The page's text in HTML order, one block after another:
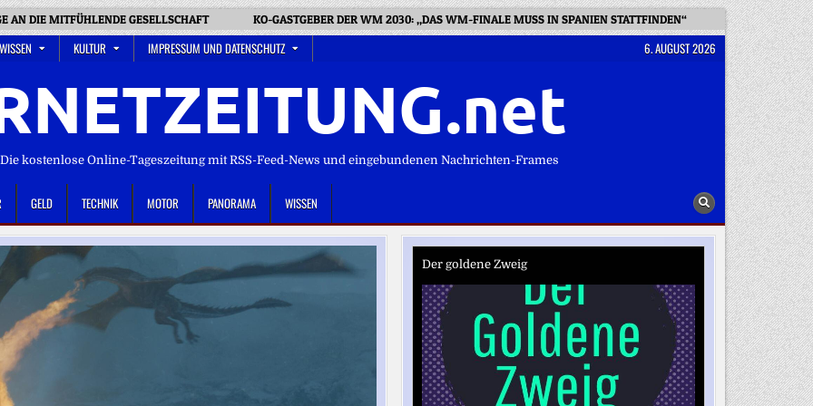
AN DIE MITFÜHLENDE GESELLSCHAFT KO-GASTGEBER DER WM 2030: „DAS WM-FINALE MUSS IN SPANIEN STATTFINDEN“ WEGEN KOT
KULTUR IMPRESSUM UND DATENSCHUTZ 6. AUGUST 2026
kostenlose Online-Tageszeitung mit RSS-Feed-News und eingebundenen Nachrichten-Frames
GELD TECHNIK MOTOR PANORAMA WISSEN
Der goldene Zweig